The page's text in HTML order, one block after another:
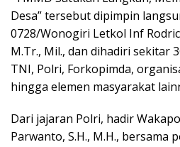
Desa” tersebut dipimpin
0728/Wonogiri Letkol Inf
M.Tr., Mil., dan dihadiri sekitar
TNI, Polri, Forkopimda,
hingga elemen masyarakat
Dari jajaran Polri, hadir
Parwanto, S.H., M.H., bersama